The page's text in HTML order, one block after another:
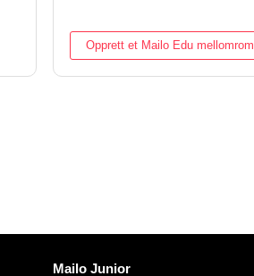
Opprett et Mailo Edu mellomrom
Oppdag Mailo
Mailo Junior